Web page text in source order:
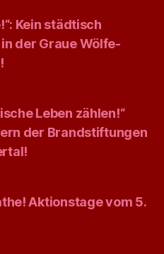
Kein städtisch
der Graue Wölfe-
Leben zählen!“
der Brandstiftungen
Aktionstage vom 5.